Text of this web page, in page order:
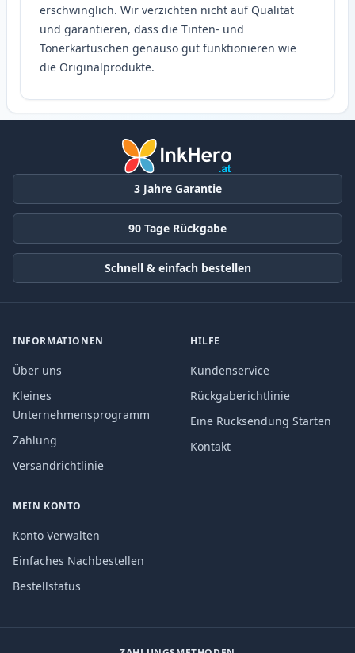
erschwinglich. Wir verzichten nicht auf Qualität
und garantieren, dass die Tinten- und
Tonerkartuschen genauso gut funktionieren wie
die Originalprodukte.
3 Jahre Garantie
90 Tage Rückgabe
Schnell & einfach bestellen
INFORMATIONEN
Über uns
Kleines
Unternehmensprogramm
Zahlung
Versandrichtlinie
HILFE
Kundenservice
Rückgaberichtlinie
Eine Rücksendung Starten
Kontakt
MEIN KONTO
Konto Verwalten
Einfaches Nachbestellen
Bestellstatus